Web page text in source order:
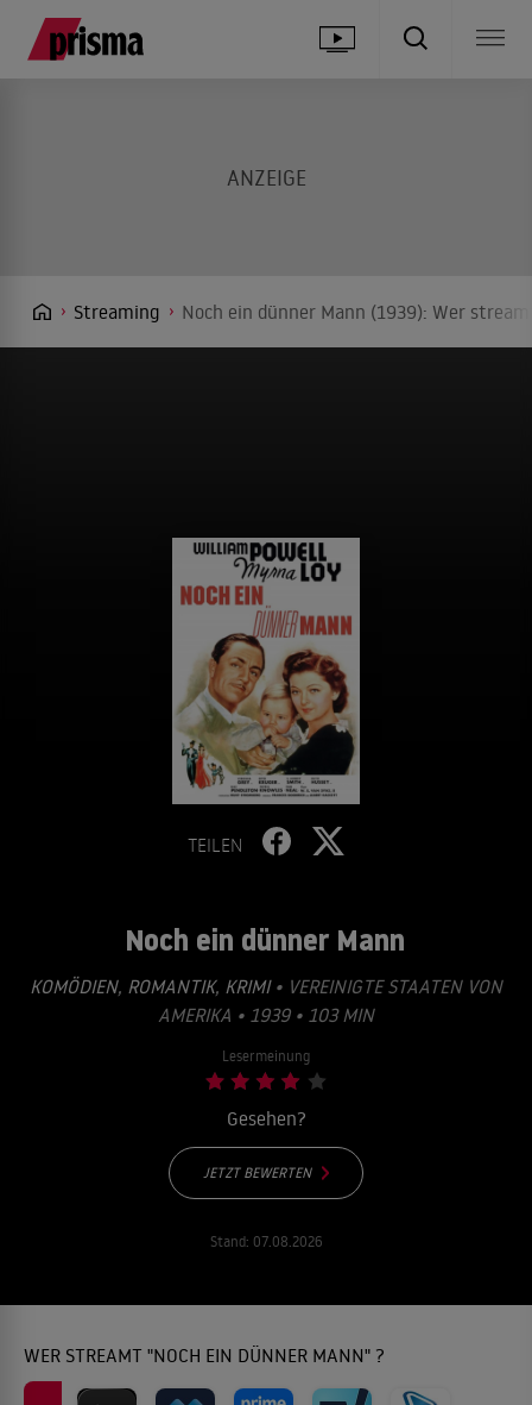
Streaming Noch ein dünner Mann (1939): Wer
TEILEN
Noch ein dünner Mann
KOMÖDIEN, ROMANTIK, KRIMI• VEREINIGTE STAATEN VON
AMERIKA • 1939 • 103 MIN
Lesermeinung
Gesehen?
JETZT BEWERTEN
Stand: 07.08.2026
WER STREAMT "NOCH EIN DÜNNER MANN" ?